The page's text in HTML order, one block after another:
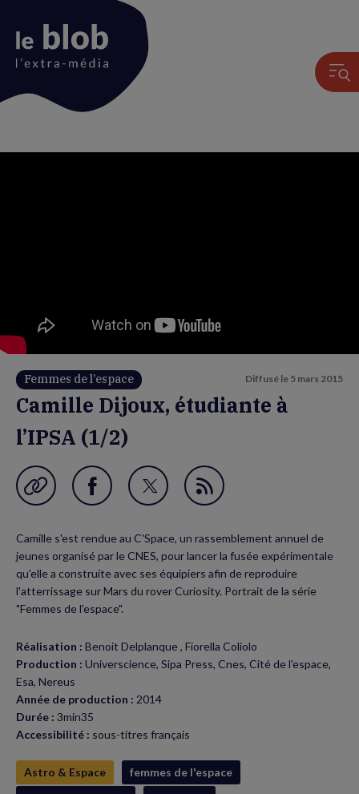
Femmes de l’espace Diffusé le 5 mars 2015
Camille Dijoux, étudiante à
l’IPSA (1/2)
Garder en favori
Partager
Facebook
(nouvelle
fenêtre)
Partager
Twitter
(nouvelle
fenêtre)
Flux
Camille s'est rendue au C'Space, un rassemblement annuel de
jeunes organisé par le CNES, pour lancer la fusée expérimentale
qu'elle a construite avec ses équipiers afin de reproduire
l'atterrissage sur Mars du rover Curiosity. Portrait de la série
"Femmes de l'espace".
Réalisation : Benoit Delplanque , Fiorella Coliolo
Production : Universcience, Sipa Press, Cnes, Cité de l'espace,
Esa, Nereus
Année de production : 2014
Durée : 3min35
Accessibilité : sous-titres français
Astro & Espace
femmes de l'espace